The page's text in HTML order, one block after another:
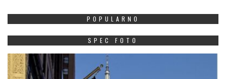
POPULARNO
SPEC FOTO